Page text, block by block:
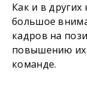
Как и в
большое
кадров на
повышению их
команде.